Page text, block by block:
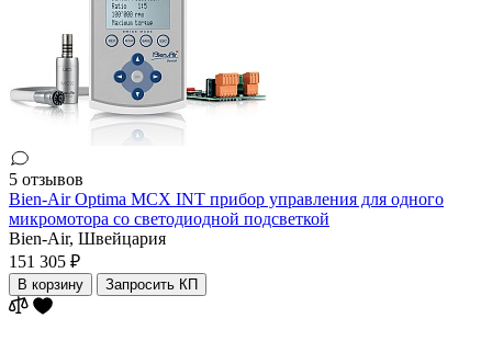
5 отзывов
Bien-Air Optima MCX INT прибор управления для одного
микромотора со светодиодной подсветкой
Bien-Air, Швейцария
151 305 ₽
В корзину Запросить КП